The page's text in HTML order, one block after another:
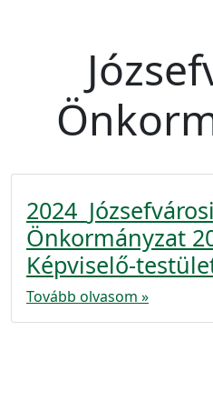
Önkormányzat
Képviselő-
Tovább olvasom »